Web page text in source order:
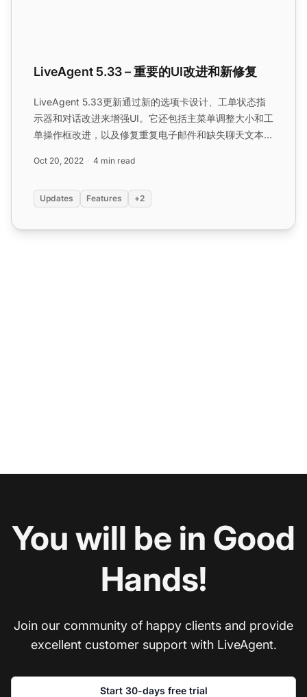
LiveAgent 5.33 – 重要的UI改进和新修复
LiveAgent 5.33更新通过新的选项卡设计、工单状态指
示器和对话改进来增强UI。它还包括主菜单调整大小和工
单操作框改进，以及修复重复电子邮件和缺失聊天文本等
Oct 20, 2022 4 min read
Updates Features +2
You will be in Good
Hands!
Join our community of happy clients and provide
excellent customer support with LiveAgent.
Start 30-days free trial